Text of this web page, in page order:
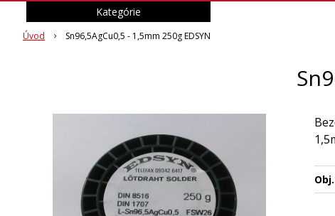
Úvod Sn96,5AgCu0,5 - 1,5mm 250g EDSYN
Kategórie